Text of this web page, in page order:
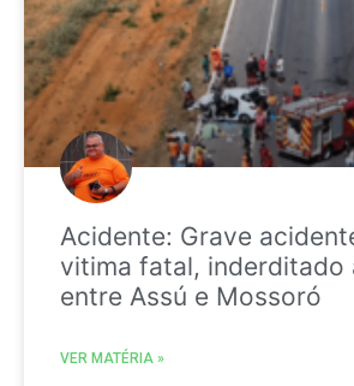
Acidente: Grave
vitima fatal, inderditado
entre Assú e Mossoró
VER MATÉRIA »